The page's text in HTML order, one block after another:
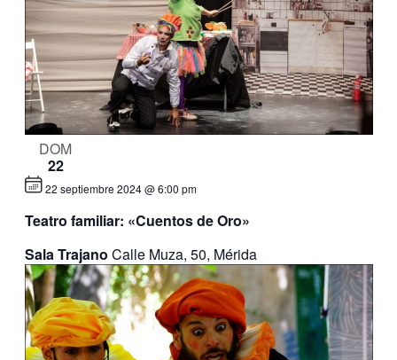
DOM
22
Teatro familiar: «Cuentos de Oro»
22 septiembre 2024 @ 6:00 pm
Sala Trajano Calle Muza, 50, Mérida